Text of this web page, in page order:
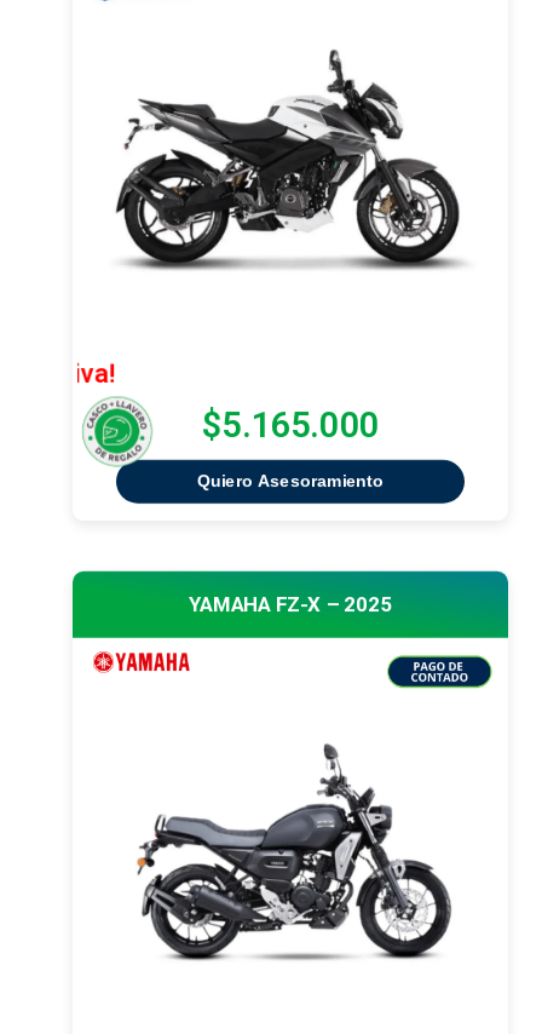
$5.165.000
Quiero Asesoramiento
YAMAHA FZ-X – 2025